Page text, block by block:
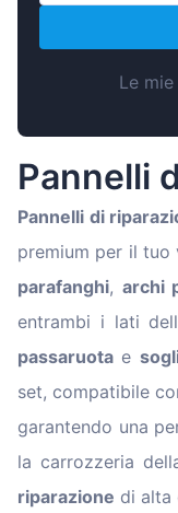
Le
Pannelli
Pannelli di
premium per il tuo
parafanghi, archi
entrambi i lati
passaruota e
set, compatibile
garantendo una
la carrozzeria
riparazione di alta